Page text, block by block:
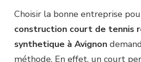
Choisir la bonne entreprise
construction court de tennis
synthetique à Avignon
méthode. En effet, un court